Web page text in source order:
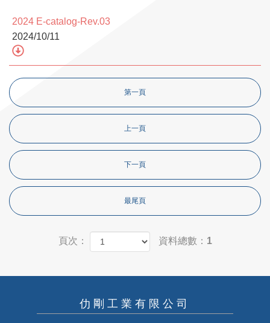
2024 E-catalog-Rev.03
2024/10/11
第一頁
上一頁
下一頁
最尾頁
頁次： 資料總數：1
仂剛工業有限公司